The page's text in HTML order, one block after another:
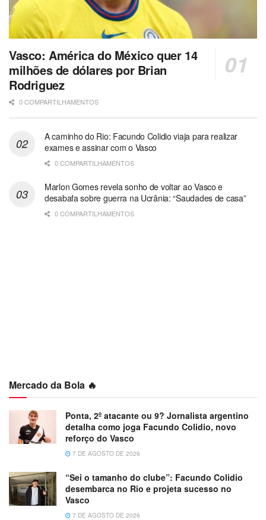
Vasco: América do México quer 14
milhões de dólares por Brian
Rodriguez
0 COMPARTILHAMENTOS
A caminho do Rio: Facundo Colidio viaja para realizar
exames e assinar com o Vasco
0 COMPARTILHAMENTOS
Marlon Gomes revela sonho de voltar ao Vasco e
desabafa sobre guerra na Ucrânia: “Saudades de casa”
0 COMPARTILHAMENTOS
Mercado da Bola 🔥
Ponta, 2º atacante ou 9? Jornalista argentino
detalha como joga Facundo Colidio, novo
reforço do Vasco
7 DE AGOSTO DE 2026
“Sei o tamanho do clube”: Facundo Colidio
desembarca no Rio e projeta sucesso no
Vasco
7 DE AGOSTO DE 2026